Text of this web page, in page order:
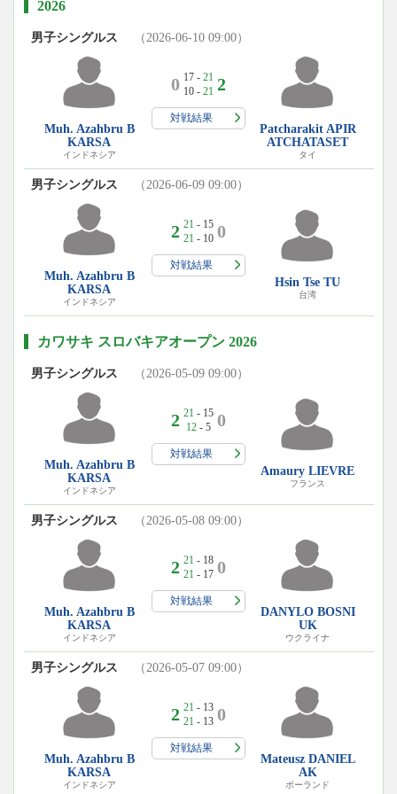
2026
男子シングルス （2026-06-10 09:00）
Muh. Azahbru B
KARSA
インドネシア
0 17 - 21
10 - 21 2
対戦結果
Patcharakit APIR
ATCHATASET
タイ
男子シングルス （2026-06-09 09:00）
Muh. Azahbru B
KARSA
インドネシア
2 21 - 15
21 - 10 0
対戦結果
Hsin Tse TU
台湾
カワサキ スロバキアオープン 2026
男子シングルス （2026-05-09 09:00）
Muh. Azahbru B
KARSA
インドネシア
2 21 - 15
12- 5 0
対戦結果
Amaury LIEVRE
フランス
男子シングルス （2026-05-08 09:00）
Muh. Azahbru B
KARSA
インドネシア
2 21 - 18
21 - 17 0
対戦結果
DANYLO BOSNI
UK
ウクライナ
男子シングルス （2026-05-07 09:00）
Muh. Azahbru B
KARSA
インドネシア
2 21 - 13
21 - 13 0
対戦結果
Mateusz DANIEL
AK
ポーランド